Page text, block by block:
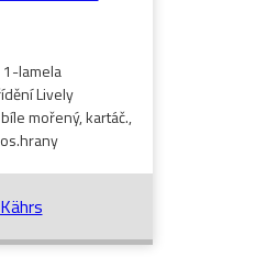
1-lamela
Lively
mořený, kartáč.,
Kährs